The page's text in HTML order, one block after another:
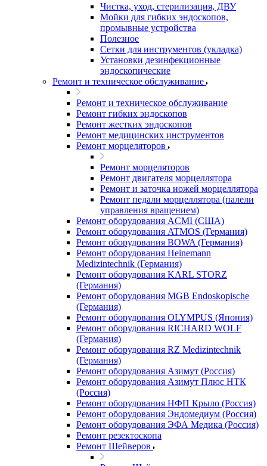
Чистка, уход, стерилизация, ДВУ
Мойки для гибких эндоскопов,
промывные устройства
Полезное
Сетки для инструментов (укладка)
Установки дезинфекционные
эндоскопические
Ремонт и техническое обслуживание
Ремонт и техническое обслуживание
Ремонт гибких эндоскопов
Ремонт жестких эндоскопов
Ремонт медицинских инструментов
Ремонт морцеляторов
Ремонт морцеляторов
Ремонт двигателя морцеллятора
Ремонт и заточка ножей морцеллятора
Ремонт педали морцеллятора (палели
управления вращением)
Ремонт оборудования ACMI (США)
Ремонт оборудования ATMOS (Германия)
Ремонт оборудования BOWA (Германия)
Ремонт оборудования Heinemann
Medizintechnik (Германия)
Ремонт оборудования KARL STORZ
(Германия)
Ремонт оборудования MGB Endoskopische
(Германия)
Ремонт оборудования OLYMPUS (Япония)
Ремонт оборудования RICHARD WOLF
(Германия)
Ремонт оборудования RZ Medizintechnik
(Германия)
Ремонт оборудования Азимут (Россия)
Ремонт оборудования Азимут Плюс НТК
(Россия)
Ремонт оборудования НФП Крыло (Россия)
Ремонт оборудования Эндомедиум (Россия)
Ремонт оборудования ЭФА Медика (Россия)
Ремонт резектоскопа
Ремонт Шейверов